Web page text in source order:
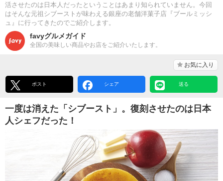
活させたのは日本人だったということはあまり知られていません。今回
はそんな元祖シブーストが味わえる銀座の老舗洋菓子店『ブールミッシ
ュ』に行ってきたのでご紹介します。
favyグルメガイド
全国の美味しい商品やお店をご紹介いたします。
お気に入り
ポスト シェア 送る
一度は消えた「シブースト」。復刻させたのは日本
人シェフだった！